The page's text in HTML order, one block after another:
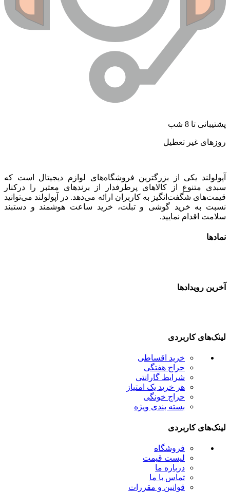
پشتیبانی تا 8 شب
روزهای غیر تعطیل
آپولولند یکی از بزرگترین فروشگاه‌های لوازم دیجیتال است که
سبدی متنوع از کالاهای پرطرفدار از برندهای معتبر را درکنار
قیمت‌های شگفت‌انگیز به کاربران ارائه می‌دهد. در آپولولند می‌توانید
نسبت به خرید گوشی و تبلت، خرید ساعت هوشمند و دستبند
سلامت اقدام نمایید.
نمادها
آخرین رویدادها
لینک‌های کاربردی
خرید اقساطی
حراج هفتگی
شرایط گارانتی
هر خرید یک امتیاز
حراج خونگی
بسته بندی ویژه
لینک‌های کاربردی
فروشگاه
لیست قیمت
درباره ما
تماس با ما
قوانین و مقررات